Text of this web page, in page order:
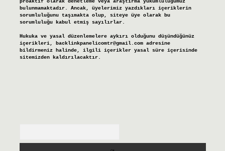
proaktif olarak denetleme veya araştırma yükümlülüğümüz
bulunmamaktadır. Ancak, üyelerimiz yazdıkları içeriklerin
sorumluluğunu taşımakta olup, siteye üye olarak bu
sorumluluğu kabul etmiş sayılırlar.
Hukuka ve yasal düzenlemelere aykırı olduğunu düşündüğünüz
içerikleri, backlinkpanelicomtr@gmail.comadresine
bildirmeniz halinde, ilgili içerikler yasal süre içerisinde
sitemizden kaldırılacaktır.